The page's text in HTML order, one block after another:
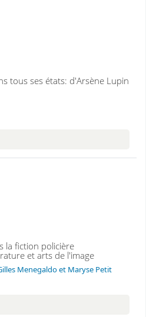
tous ses états: d'Arsène Lupin
la fiction policière
et arts de l'image
Menegaldo et Maryse Petit